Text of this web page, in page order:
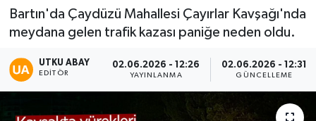
Bartın'da Çaydüzü Mahallesi Çayırlar Kavşağı'nda
meydana gelen trafik kazası paniğe neden oldu.
UTKU ABAY
EDITÖR
02.06.2026 - 12:26
YAYINLANMA
02.06.2026 - 12:31
GÜNCELLEME
Devrek
Gökçebey
Son Dakika Haberleri
Haber Arşivi